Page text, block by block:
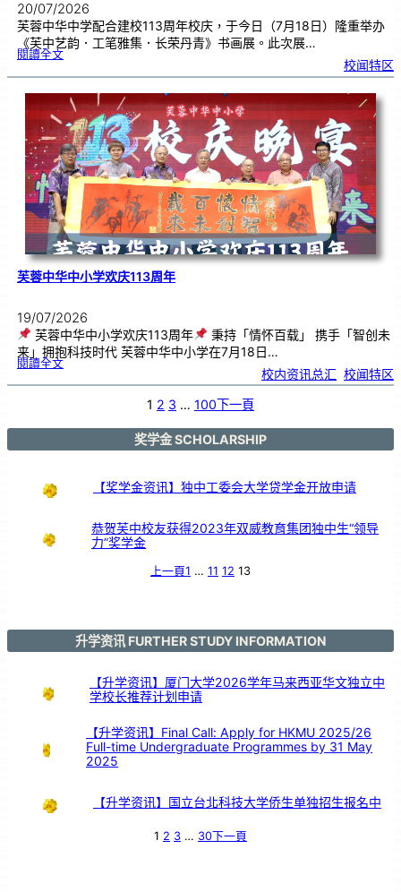
20/07/2026
芙蓉中华中学配合建校113周年校庆，于今日（7月18日）隆重举办
《芙中艺韵．工笔雅集．长荣丹青》书画展。此次展…
閱讀全文:《
艺
．
工
笔
雅
集
．
长
荣
丹
青
》
书
画
展
开
幕
校闻特区
芙蓉中华中小学欢庆113周年
19/07/2026
芙蓉中华中小学欢庆113周年
秉持「情怀百载」 携手「智创未
来」拥抱科技时代 芙蓉中华中小学在7月18日…
閱讀全文:芙
华
1
年
校内资讯总汇 校闻特区
1 2 3 … 100下一頁
奖学金 SCHOLARSHIP
【奖学金资讯】独中工委会大学贷学金开放申请
恭贺芙中校友获得2023年双威教育集团独中生“领导
力”奖学金
上一頁1 … 11 12 13
升学资讯 FURTHER STUDY INFORMATION
【升学资讯】厦门大学2026学年马来西亚华文独立中
学校长推荐计划申请
【升学资讯】Final Call: Apply for HKMU 2025/26
Full-time Undergraduate Programmes by 31 May
2025
【升学资讯】国立台北科技大学侨生单独招生报名中
1 2 3 … 30下一頁